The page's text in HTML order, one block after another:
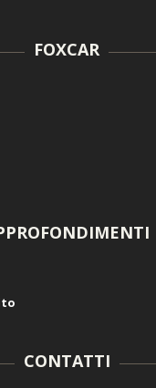
FOXCAR
CONTATTI